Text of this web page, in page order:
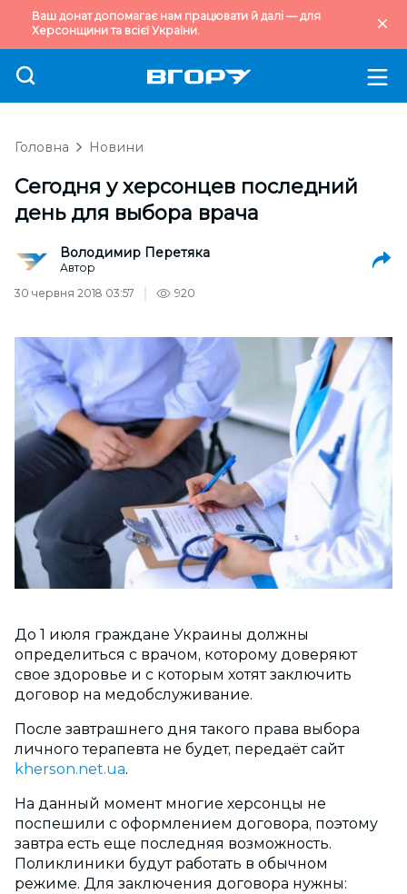
Ваш донат допомагає нам працювати й далі — для
Херсонщини та всієї України.
Головна Новини
Сегодня у херсонцев последний
день для выбора врача
Володимир Перетяка
Автор
30 червня 2018 03:57
920
До 1 июля граждане Украины должны
определиться с врачом, которому доверяют
свое здоровье и с которым хотят заключить
договор на медобслуживание.
После завтрашнего дня такого права выбора
личного терапевта не будет, передаёт сайт
kherson.net.ua.
На данный момент многие херсонцы не
поспешили с оформлением договора, поэтому
завтра есть еще последняя возможность.
Поликлиники будут работать в обычном
режиме. Для заключения договора нужны: